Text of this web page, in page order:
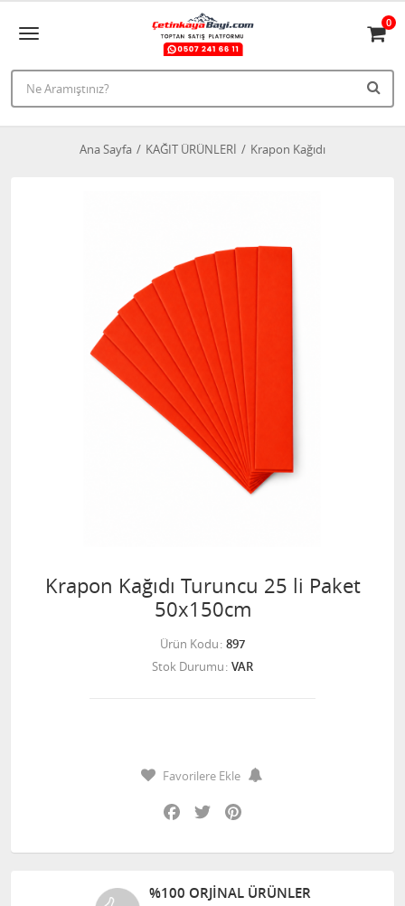
0
Ana Sayfa KAĞIT ÜRÜNLERİ Krapon Kağıdı
Krapon Kağıdı Turuncu 25 li Paket
50x150cm
Ürün Kodu 897
Stok Durumu VAR
Favorilere Ekle
Facebook
Twitter
%100 ORJINAL ÜRÜNLER